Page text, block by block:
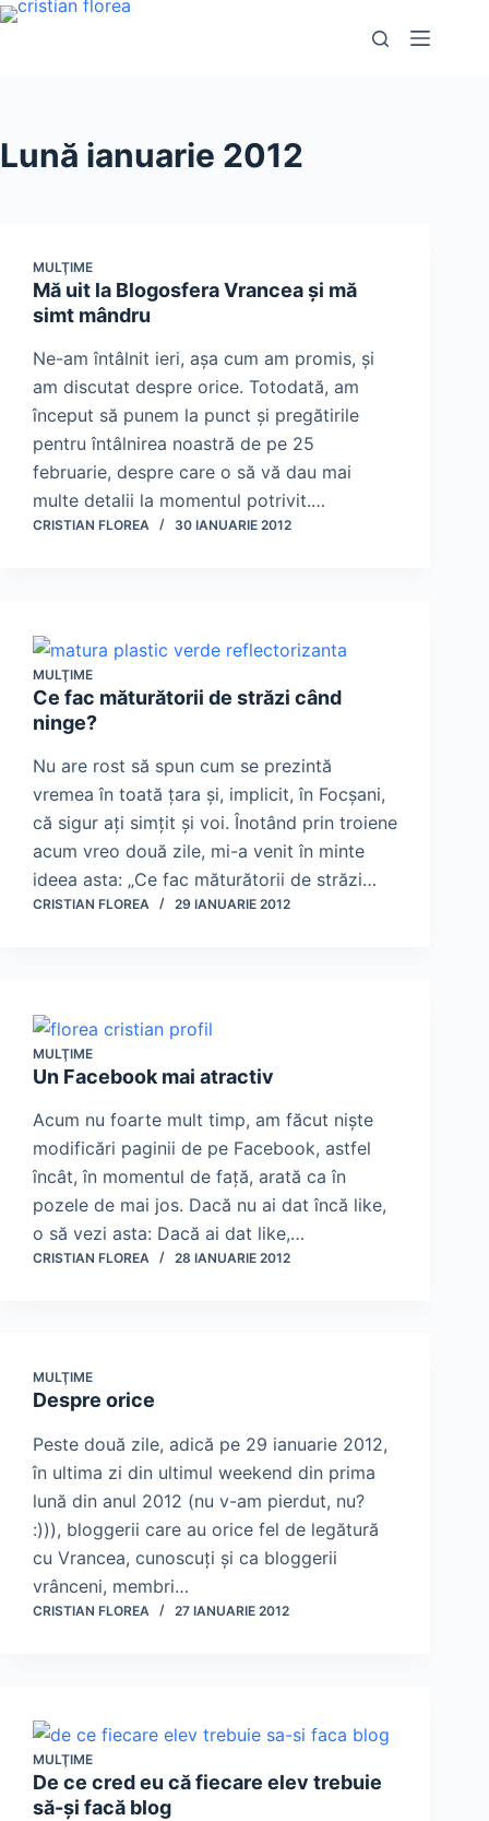
Sari
Lună ianuarie 2012
MULŢIME
Mă uit la Blogosfera Vrancea şi mă
simt mândru
Ne-am întâlnit ieri, aşa cum am promis, şi
am discutat despre orice. Totodată, am
început să punem la punct şi pregătirile
pentru întâlnirea noastră de pe 25
februarie, despre care o să vă dau mai
multe detalii la momentul potrivit.…
CRISTIAN FLOREA 30 IANUARIE 2012
MULŢIME
Ce fac măturătorii de străzi când
ninge?
Nu are rost să spun cum se prezintă
vremea în toată ţara şi, implicit, în Focşani,
că sigur aţi simţit şi voi. Înotând prin troiene
acum vreo două zile, mi-a venit în minte
ideea asta: „Ce fac măturătorii de străzi…
CRISTIAN FLOREA 29 IANUARIE 2012
MULŢIME
Un Facebook mai atractiv
Acum nu foarte mult timp, am făcut nişte
modificări paginii de pe Facebook, astfel
încât, în momentul de faţă, arată ca în
pozele de mai jos. Dacă nu ai dat încă like,
o să vezi asta: Dacă ai dat like,…
CRISTIAN FLOREA 28 IANUARIE 2012
MULŢIME
Despre orice
Peste două zile, adică pe 29 ianuarie 2012,
în ultima zi din ultimul weekend din prima
lună din anul 2012 (nu v-am pierdut, nu?
:))), bloggerii care au orice fel de legătură
cu Vrancea, cunoscuţi şi ca bloggerii
vrânceni, membri…
CRISTIAN FLOREA 27 IANUARIE 2012
MULŢIME
De ce cred eu că fiecare elev trebuie
să-şi facă blog